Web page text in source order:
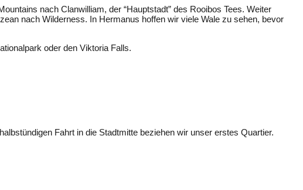
nach Clanwilliam, der “Hauptstadt” des Rooibos Tees. Weiter
nach Wilderness. In Hermanus hoffen wir viele Wale zu sehen, bevor
oder den Viktoria Falls.
Fahrt in die Stadtmitte beziehen wir unser erstes Quartier.